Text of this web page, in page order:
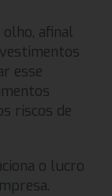
afinal
esse
riscos de
o lucro